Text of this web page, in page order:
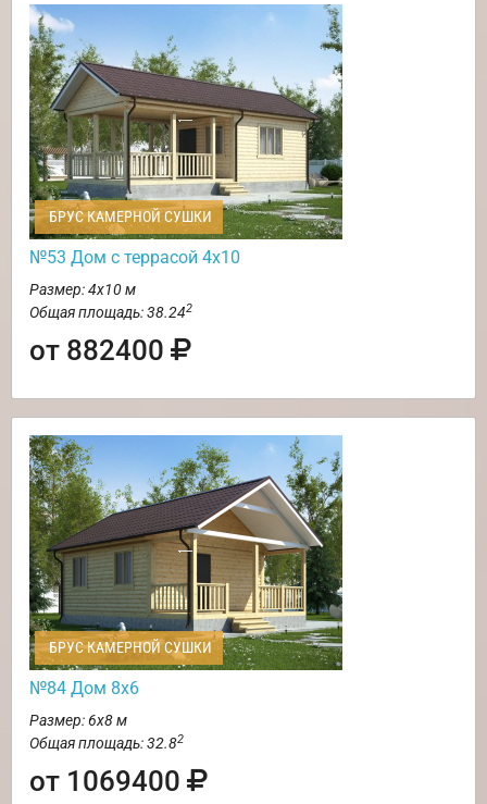
БРУС КАМЕРНОЙ СУШКИ
№53 Дом с террасой 4х10
Размер: 4х10 м
Общая площадь: 38.242
от 882400
БРУС КАМЕРНОЙ СУШКИ
№84 Дом 8х6
Размер: 6х8 м
Общая площадь: 32.82
от 1069400